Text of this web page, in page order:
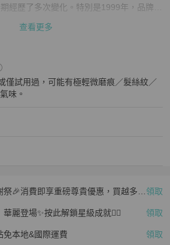
經歷了多次變化。特別是1999年，品牌從
酯材質，並包含多國語言的洗滌說明。在
）大衣外套，是由小羊出生後第一次從身
維持了Burberry一貫的都會英倫風格，內
都有Burberry的刻紋，口袋上的皮革拉鍊
查看更多
細節
僅試用過，可能有極輕微磨痕／髮絲紋／
味。
介紹
🎉消費即享重磅尊貴優惠，買越多、 領取
華麗登場✨按此解鎖星級成就👆🏻 領取
免本地&國際運費 領取